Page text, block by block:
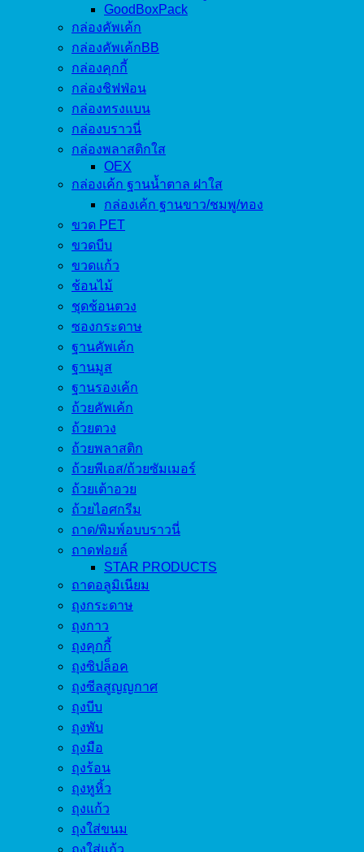
GoodBoxPack
กล่องคัพเค้ก
กล่องคัพเค้กBB
กล่องคุกกี้
กล่องชิฟฟ่อน
กล่องทรงแบน
กล่องบราวนี่
กล่องพลาสติกใส
OEX
กล่องเค้ก ฐานน้ำตาล ฝาใส
กล่องเค้ก ฐานขาว/ชมพู/ทอง
ขวด PET
ขวดบีบ
ขวดแก้ว
ช้อนไม้
ชุดช้อนตวง
ซองกระดาษ
ฐานคัพเค้ก
ฐานมูส
ฐานรองเค้ก
ถ้วยคัพเค้ก
ถ้วยตวง
ถ้วยพลาสติก
ถ้วยพีเอส/ถ้วยซัมเมอร์
ถ้วยเต้าอวย
ถ้วยไอศกรีม
ถาด/พิมพ์อบบราวนี่
ถาดฟอยล์
STAR PRODUCTS
ถาดอลูมิเนียม
ถุงกระดาษ
ถุงกาว
ถุงคุกกี้
ถุงซิปล็อค
ถุงซีลสูญญกาศ
ถุงบีบ
ถุงพับ
ถุงมือ
ถุงร้อน
ถุงหูหิ้ว
ถุงแก้ว
ถุงใส่ขนม
ถุงใส่แก้ว